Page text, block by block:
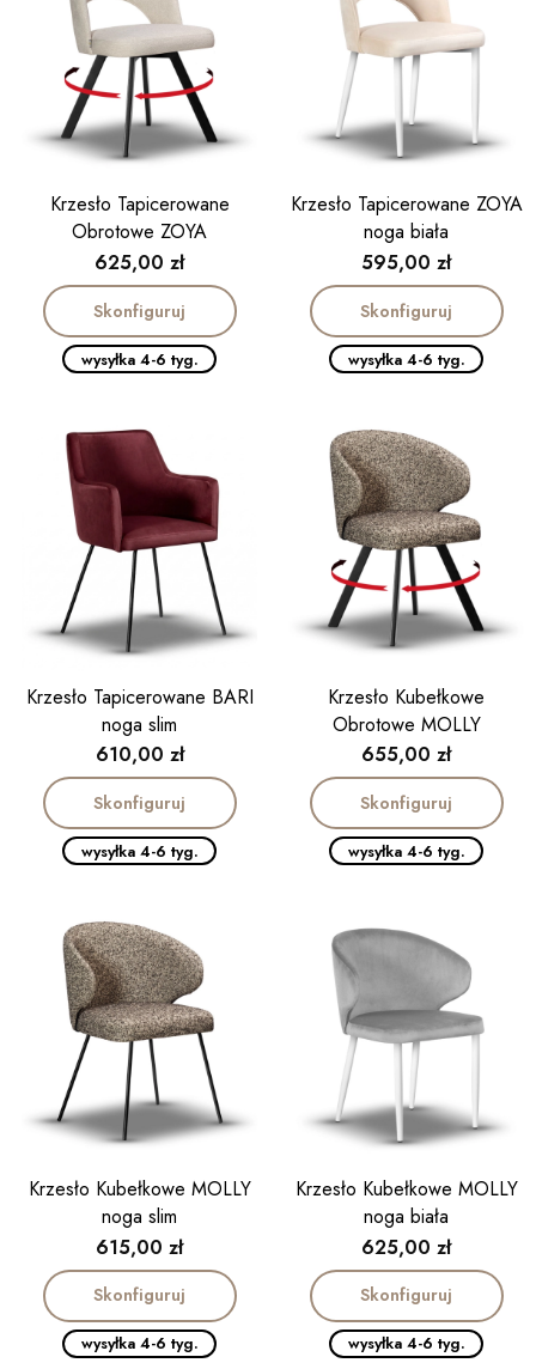
Krzesło Tapicerowane
Obrotowe ZOYA
Cena
625,00 zł
Skonfiguruj
wysyłka 4-6 tyg.
Krzesło Tapicerowane ZOYA
noga biała
Cena
595,00 zł
Skonfiguruj
wysyłka 4-6 tyg.
Krzesło Tapicerowane BARI
noga slim
Cena
610,00 zł
Skonfiguruj
wysyłka 4-6 tyg.
Krzesło Kubełkowe
Obrotowe MOLLY
Cena
655,00 zł
Skonfiguruj
wysyłka 4-6 tyg.
Krzesło Kubełkowe MOLLY
noga slim
Cena
615,00 zł
Skonfiguruj
wysyłka 4-6 tyg.
Krzesło Kubełkowe MOLLY
noga biała
Cena
625,00 zł
Skonfiguruj
wysyłka 4-6 tyg.